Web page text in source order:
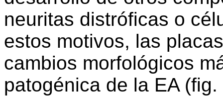
neuritas distróficas o
estos motivos, las
cambios morfológicos
patogénica de la EA (fig.